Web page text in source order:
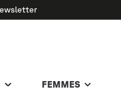
FEMMES